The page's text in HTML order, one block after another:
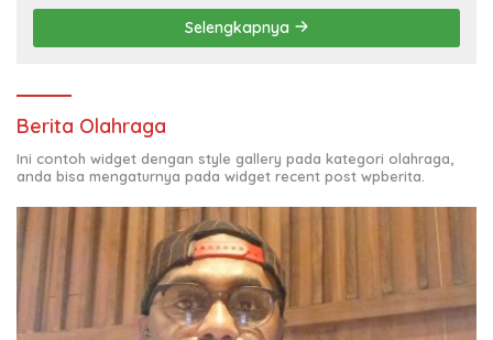
Selengkapnya
Berita Olahraga
Ini contoh widget dengan style gallery pada kategori olahraga,
anda bisa mengaturnya pada widget recent post wpberita.